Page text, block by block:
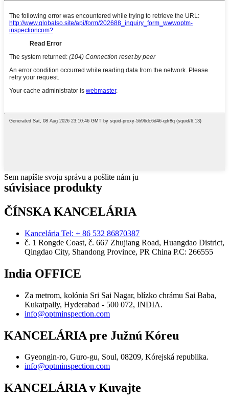
Sem napíšte svoju správu a pošlite nám ju
súvisiace produkty
ČÍNSKA KANCELÁRIA
Kancelária Tel: + 86 532 86870387
č. 1 Rongde Coast, č. 667 Zhujiang Road, Huangdao District,
Qingdao City, Shandong Province, PR China Р.С: 266555
India OFFICE
Za metrom, kolónia Sri Sai Nagar, blízko chrámu Sai Baba,
Kukatpally, Hyderabad - 500 072, INDIA.
info@optminspection.com
KANCELÁRIA pre Južnú Kóreu
Gyeongin-ro, Guro-gu, Soul, 08209, Kórejská republika.
info@optminspection.com
KANCELÁRIA v Kuvajte